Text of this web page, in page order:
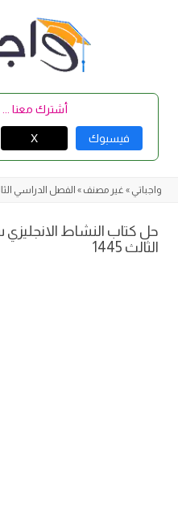
أشترك معنا
فيسبوك X
واجباتي » غير مصنف » الفصل الدراسي
الثالث 1445